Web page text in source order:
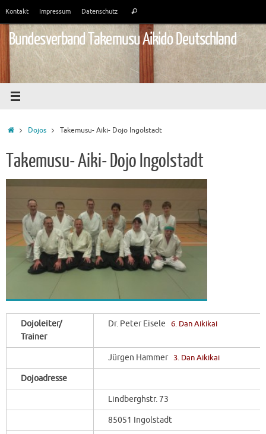
springen
Kontakt Impressum Datenschutz Suchen
Bundesverband Takemusu Aikido Deutschland
StartDojos Takemusu- Aiki- Dojo Ingolstadt
Takemusu- Aiki- Dojo Ingolstadt
Dojoleiter/
Trainer
Dr. Peter Eisele 6. Dan Aikikai
Jürgen Hammer 3. Dan Aikikai
Dojoadresse
Lindberghstr. 73
85051 Ingolstadt